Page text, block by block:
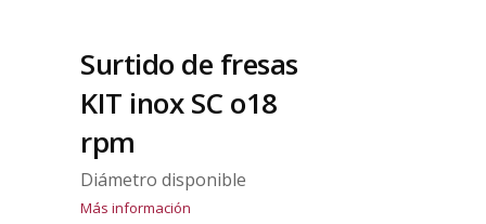
Surtido de fresas
KIT inox SC o18
rpm
Diámetro disponible
Más información